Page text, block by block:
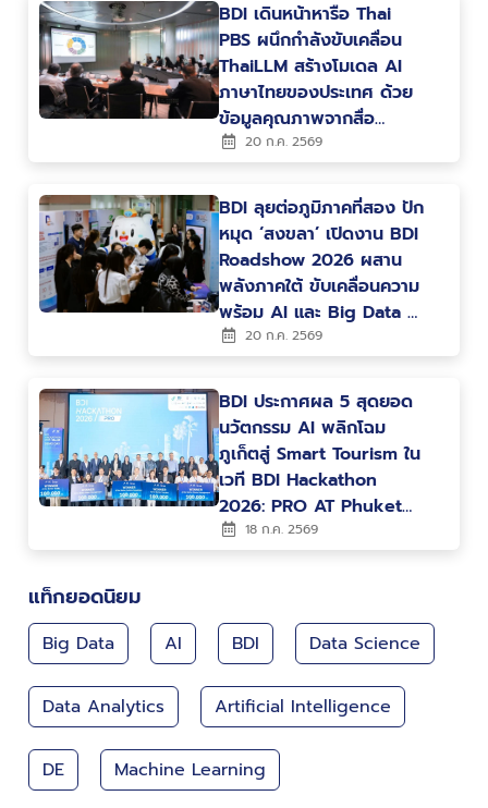
BDI เดินหน้าหารือ Thai
PBS ผนึกกำลังขับเคลื่อน
ThaiLLM สร้างโมเดล AI
ภาษาไทยของประเทศ ด้วย
ข้อมูลคุณภาพจากสื่อ
สาธารณะ
20 ก.ค. 2569
BDI ลุยต่อภูมิภาคที่สอง ปัก
หมุด ‘สงขลา’ เปิดงาน BDI
Roadshow 2026 ผสาน
พลังภาคใต้ ขับเคลื่อนความ
พร้อม AI และ Big Data สู่
การพัฒนาเมืองและ
เศรษฐกิจแห่งอนาคต
20 ก.ค. 2569
BDI ประกาศผล 5 สุดยอด
นวัตกรรม AI พลิกโฉม
ภูเก็ตสู่ Smart Tourism ใน
เวที BDI Hackathon
2026: PRO AT Phuket
พร้อมต่อยอดสู่การใช้งาน
จริง
18 ก.ค. 2569
แท็กยอดนิยม
Big Data AI BDI Data Science
Data Analytics Artificial Intelligence
DE Machine Learning